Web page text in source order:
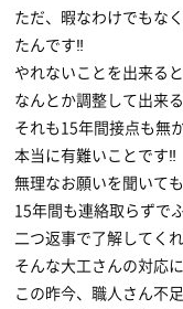
ただ、暇なわけでもな
たんです‼
やれないことを出来る
なんとか調整して出来
それも15年間接点も無
本当に有難いことです‼
無理なお願いを聞いて
15年間も連絡取らずで
二つ返事で了解してく
そんな大工さんの対応
この昨今、職人さん不